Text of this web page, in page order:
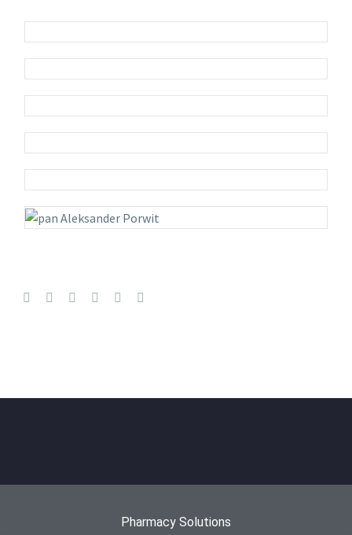
Pharmacy Solutions